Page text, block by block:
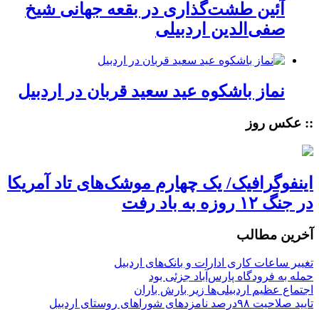
آئین طشت‌گذاری در بقعه جهانی شیخ
صفی‌الدین اردبیلی
نماز باشکوه عید سعید قربان در اردبیل
:: عکس روز
اینفوگرافیک/ یک چهارم موشک‌های تاد آمریکا
در جنگ ۱۲ روزه به باد رفت
آخرین مطالب
تغییر ساعات کاری ادارات و بانک‌های اردبیل
حمله به فرودگاه پارس‌‌آباد جزئی بود
اجتماع عظیم اردبیلی‌ها زیر بارش باران
تایید صلاحیت ۹۸درصد نامزدهای شوراهای روستای اردبیل